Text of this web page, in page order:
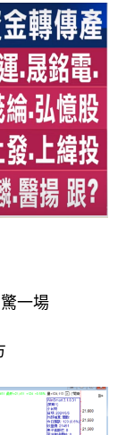
一場